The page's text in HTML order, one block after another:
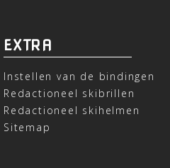
EXTRA
Instellen van de bindingen
Redactioneel skibrillen
Redactioneel skihelmen
Sitemap